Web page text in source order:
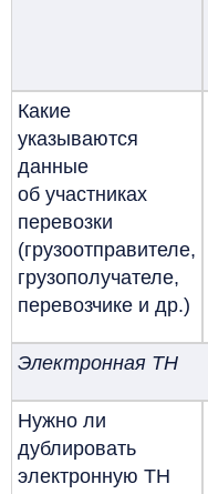
Какие
указываются
данные
об участниках
перевозки
(грузоотправителе,
грузополучателе,
перевозчике и др.)
Электронная ТН
Нужно ли
дублировать
электронную ТН